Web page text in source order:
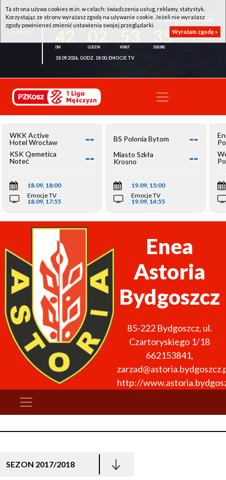
WKK ACTIVE HOTEL WROCŁAW - KSK QEMETICA NOTEĆ INOWROCŁAW
35
18.09.2026, GODZ. 18:00, EMOCJE TV
WKK Active
Hotel Wrocław
--
KSK Qemetica
Noteć
Inowrocław
--
18.09, 18:00
Emocje TV
18.09, 17:55
BS Polonia Bytom --
Miasto Szkła
Krosno
--
19.09, 15:00
Emocje TV
19.09, 14:55
Enea
Astoria
Bydgoszcz
85-222 Bydgoszcz, ul.
Czartoryskiego 1/18
662153841,
http://
SEZON 2017/2018
Ta strona używa cookies m.in. w celach: świadczenia usług, reklamy, statystyk.
Korzystając ze strony wyrażasz zgodę na używanie cookie. Jeżeli nie wyrażasz
zgody powinieneś zmienić ustawienia swojej przeglądarki.
Wyrażam zgodę »